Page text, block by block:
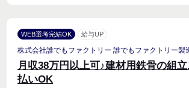
WEB選考完結OK 給与UP
株式会社誰でもファクトリー 誰でもファクトリー
月収38万円以上可♪建材用鉄骨の組
払いOK